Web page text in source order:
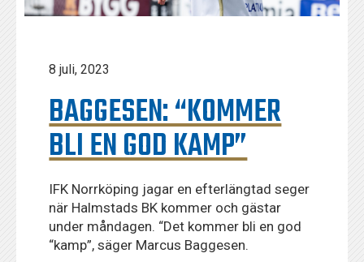
8 juli, 2023
BAGGESEN: “KOMMER
BLI EN GOD KAMP”
IFK Norrköping jagar en efterlängtad seger
när Halmstads BK kommer och gästar
under måndagen. “Det kommer bli en god
“kamp”, säger Marcus Baggesen.